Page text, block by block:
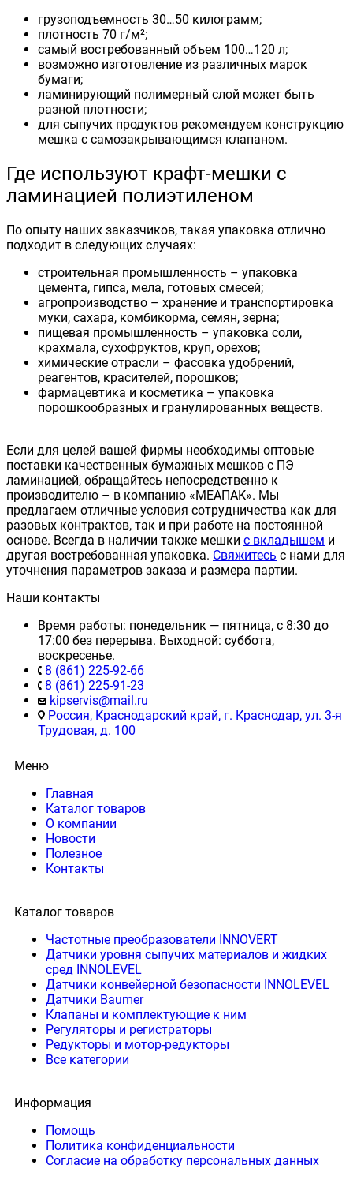
грузоподъемность 30…50 килограмм;
плотность 70 г/м²;
самый востребованный объем 100…120 л;
возможно изготовление из различных марок
бумаги;
ламинирующий полимерный слой может быть
разной плотности;
для сыпучих продуктов рекомендуем конструкцию
мешка с самозакрывающимся клапаном.
Где используют крафт-мешки с
ламинацией полиэтиленом
По опыту наших заказчиков, такая упаковка отлично
подходит в следующих случаях:
строительная промышленность – упаковка
цемента, гипса, мела, готовых смесей;
агропроизводство – хранение и транспортировка
муки, сахара, комбикорма, семян, зерна;
пищевая промышленность – упаковка соли,
крахмала, сухофруктов, круп, орехов;
химические отрасли – фасовка удобрений,
реагентов, красителей, порошков;
фармацевтика и косметика – упаковка
порошкообразных и гранулированных веществ.
Если для целей вашей фирмы необходимы оптовые
поставки качественных бумажных мешков с ПЭ
ламинацией, обращайтесь непосредственно к
производителю – в компанию «МЕАПАК». Мы
предлагаем отличные условия сотрудничества как для
разовых контрактов, так и при работе на постоянной
основе. Всегда в наличии также мешки с вкладышем и
другая востребованная упаковка. Свяжитесь с нами для
уточнения параметров заказа и размера партии.
Наши контакты
Время работы: понедельник — пятница, с 8:30 до
17:00 без перерыва. Выходной: суббота,
воскресенье.
8 (861) 225-92-66
8 (861) 225-91-23
kipservis@mail.ru
Россия, Краснодарский край, г. Краснодар, ул. 3-я
Трудовая, д. 100
Меню
Главная
Каталог товаров
О компании
Новости
Полезное
Контакты
Каталог товаров
Частотные преобразователи INNOVERT
Датчики уровня сыпучих материалов и жидких
сред INNOLEVEL
Датчики конвейерной безопасности INNOLEVEL
Датчики Baumer
Клапаны и комплектующие к ним
Регуляторы и регистраторы
Редукторы и мотор-редукторы
Все категории
Информация
Помощь
Политика конфиденциальности
Согласие на обработку персональных данных